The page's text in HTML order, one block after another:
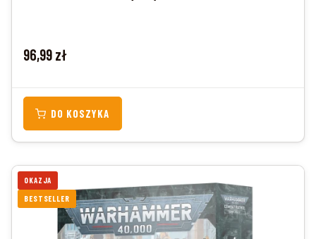
Cena
96,99 zł
DO KOSZYKA
OKAZJA
BESTSELLER